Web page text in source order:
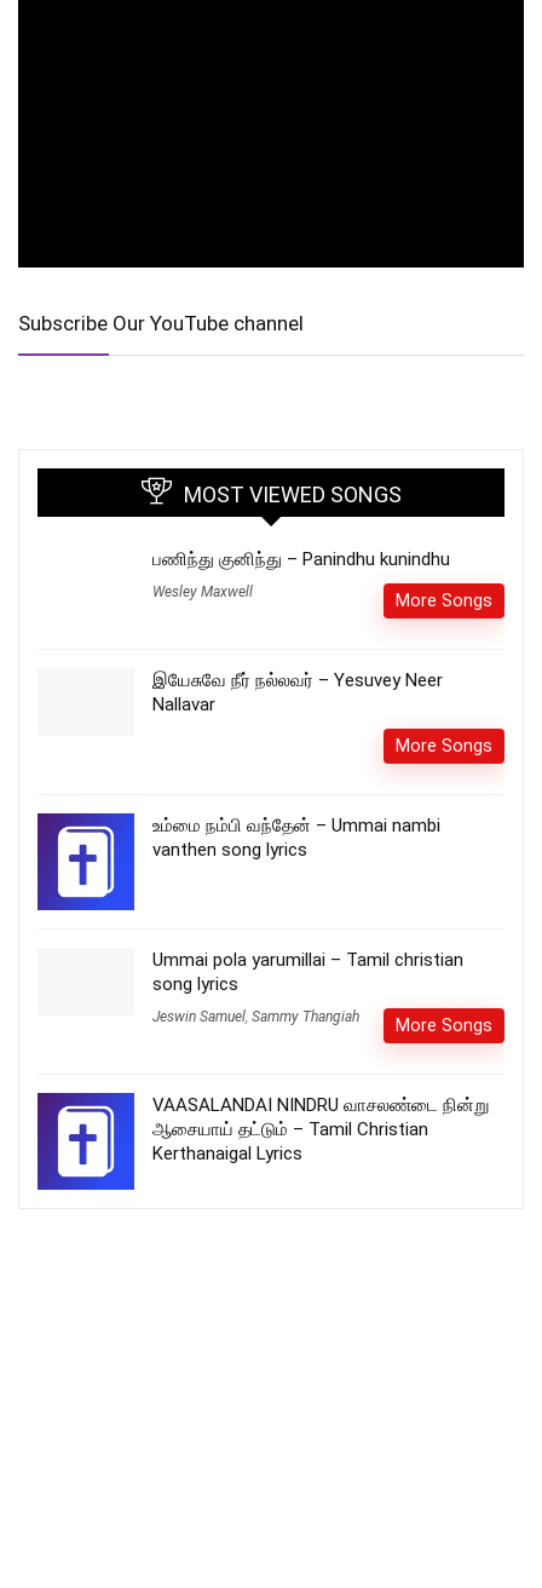
Subscribe Our YouTube channel
MOST VIEWED SONGS
பணிந்து குனிந்து – Panindhu kunindhu
Wesley Maxwell More Songs
இயேசுவே நீர் நல்லவர் – Yesuvey Neer
Nallavar
More Songs
உம்மை நம்பி வந்தேன் – Ummai nambi
vanthen song lyrics
Ummai pola yarumillai – Tamil christian
song lyrics
Jeswin Samuel Sammy Thangiah More Songs
VAASALANDAI NINDRU வாசலண்டை நின்று
ஆசையாய் தட்டும் – Tamil Christian
Kerthanaigal Lyrics